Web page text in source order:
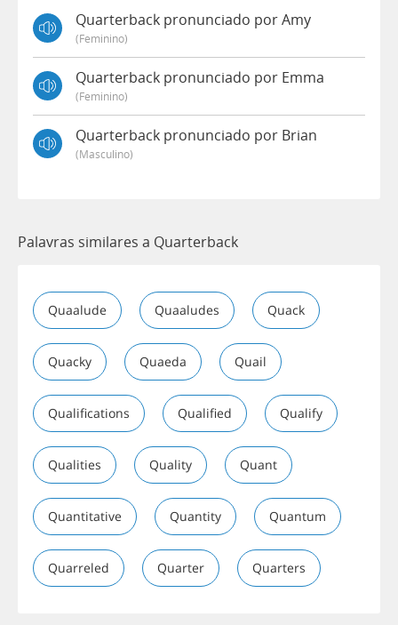
Quarterback pronunciado por Amy
(feminino)
Quarterback pronunciado por Emma
(feminino)
Quarterback pronunciado por Brian
(masculino)
Palavras similares a Quarterback
Quaalude Quaaludes Quack
Quacky Quaeda Quail
Qualifications Qualified Qualify
Qualities Quality Quant
Quantitative Quantity Quantum
Quarreled Quarter Quarters